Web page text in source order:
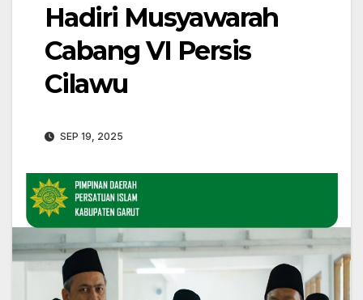
Hadiri Musyawarah
Cabang VI Persis
Cilawu
SEP 19, 2025